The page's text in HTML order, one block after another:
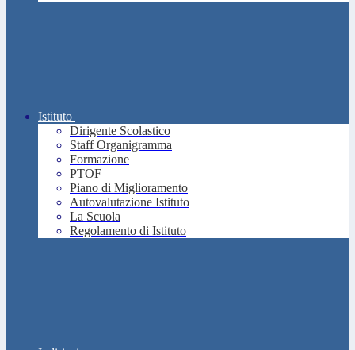
Istituto
Dirigente Scolastico
Staff Organigramma
Formazione
PTOF
Piano di Miglioramento
Autovalutazione Istituto
La Scuola
Regolamento di Istituto